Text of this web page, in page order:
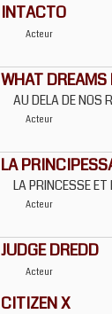
INTACTO
Acteur
WHAT DREAMS
AU DELA DE NOS
Acteur
LA
LA PRINCESSE ET
Acteur
JUDGE DREDD
Acteur
CITIZEN X